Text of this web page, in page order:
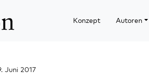
Konzept Autoren
Juni 2017